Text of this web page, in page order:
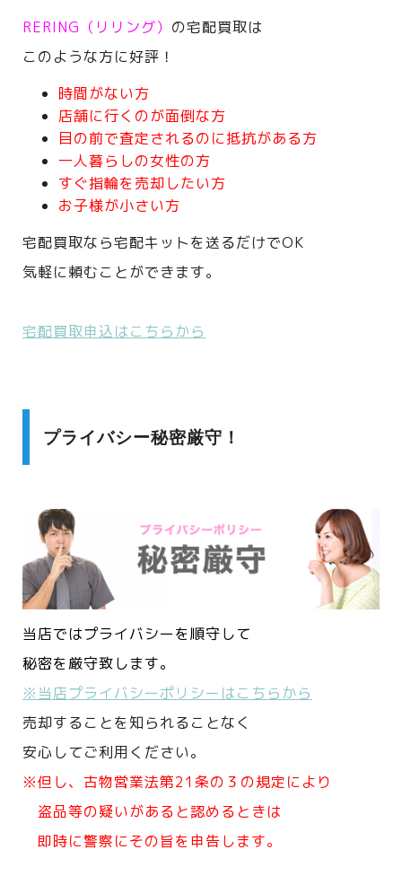
RERING（リリング） の宅配買取は
このような方に好評！
時間がない方
店舗に行くのが面倒な方
目の前で査定されるのに抵抗がある方
一人暮らしの女性の方
すぐ指輪を売却したい方
お子様が小さい方
宅配買取なら宅配キットを送るだけでOK
気軽に頼むことができます。
宅配買取申込はこちらから
プライバシー秘密厳守！
当店ではプライバシーを順守して
秘密を厳守致します。
※当店プライバシーポリシーはこちらから
売却することを知られることなく
安心してご利用ください。
※但し、古物営業法第21条の３の規定により
盗品等の疑いがあると認めるときは
即時に警察にその旨を申告します。